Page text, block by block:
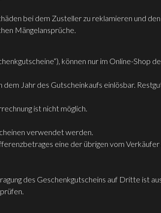
bei dem Zusteller zu reklamieren und
Mängelansprüche.
können nur im Online-Shop
Jahr des Gutscheinkaufs einlösbar.
ist nicht möglich.
verwendet werden.
eine der übrigen vom
des Geschenkgutscheins auf Dritte ist